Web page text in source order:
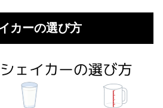
カーの選び方